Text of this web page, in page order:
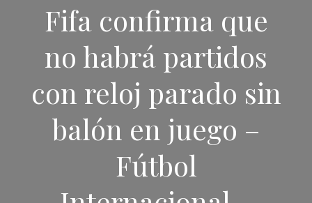
Fifa confirma que
no habrá partidos
con reloj parado sin
balón en juego –
Fútbol